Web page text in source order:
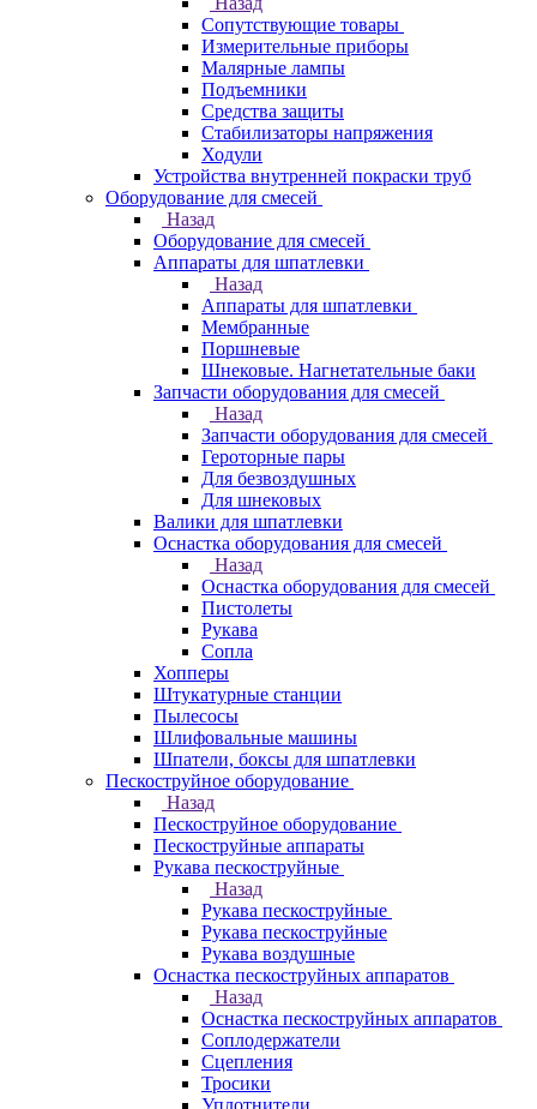
Сопутствующие товары
Измерительные приборы
Малярные лампы
Подъемники
Средства защиты
Стабилизаторы напряжения
Ходули
Устройства внутренней покраски труб
Оборудование для смесей
Назад
Оборудование для смесей
Аппараты для шпатлевки
Назад
Аппараты для шпатлевки
Мембранные
Поршневые
Шнековые. Нагнетательные баки
Запчасти оборудования для смесей
Назад
Запчасти оборудования для смесей
Героторные пары
Для безвоздушных
Для шнековых
Валики для шпатлевки
Оснастка оборудования для смесей
Назад
Оснастка оборудования для смесей
Пистолеты
Рукава
Сопла
Хопперы
Штукатурные станции
Пылесосы
Шлифовальные машины
Шпатели, боксы для шпатлевки
Пескоструйное оборудование
Назад
Пескоструйное оборудование
Пескоструйные аппараты
Рукава пескоструйные
Назад
Рукава пескоструйные
Рукава пескоструйные
Рукава воздушные
Оснастка пескоструйных аппаратов
Назад
Оснастка пескоструйных аппаратов
Соплодержатели
Сцепления
Тросики
Уплотнители